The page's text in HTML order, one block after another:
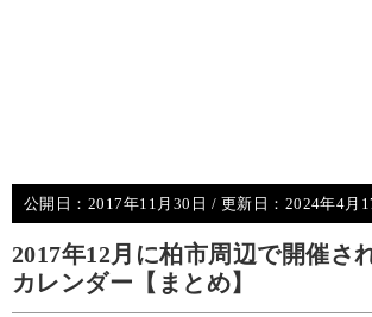
公開日： 2017年11月30日 / 更新日： 2024年4月
2017年12月に柏市周辺で開催さ
カレンダー【まとめ】